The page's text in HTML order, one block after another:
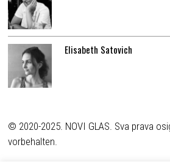
Elisabeth Satovich
© 2020-2025. NOVI GLAS. Sva prava
vorbehalten.